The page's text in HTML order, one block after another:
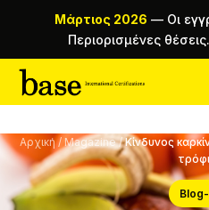
Μάρτιος 2026 — Οι
Περιορισμένες θέσεις.
Αρχική/ Magazine/Κίνδυνος